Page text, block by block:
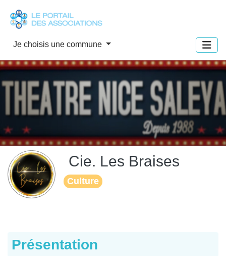
Je choisis une commune
Cie. Les Braises
Culture
Présentation